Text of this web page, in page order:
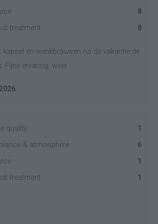
8
treatment
8
kapsel en wenkbrauwen na de vakantie de
Fijne ervaring, weer
quality
1
& atmosphere
6
1
treatment
1